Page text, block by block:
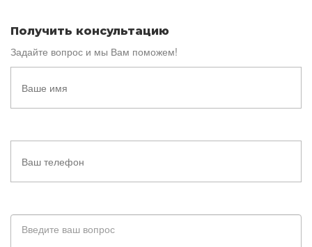
Получить консультацию
Задайте вопрос и мы Вам поможем!